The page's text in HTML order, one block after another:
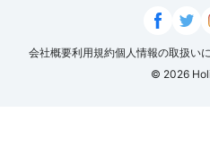
会社概要利用規約個人情報の取扱い
© 2026